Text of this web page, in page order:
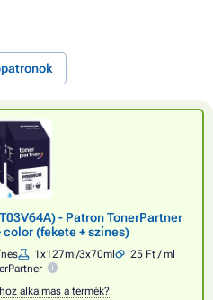
- Patron TonerPartner
color (fekete + színes)
1x127ml/3x70ml
25 Ft / ml
alkalmas a termék?